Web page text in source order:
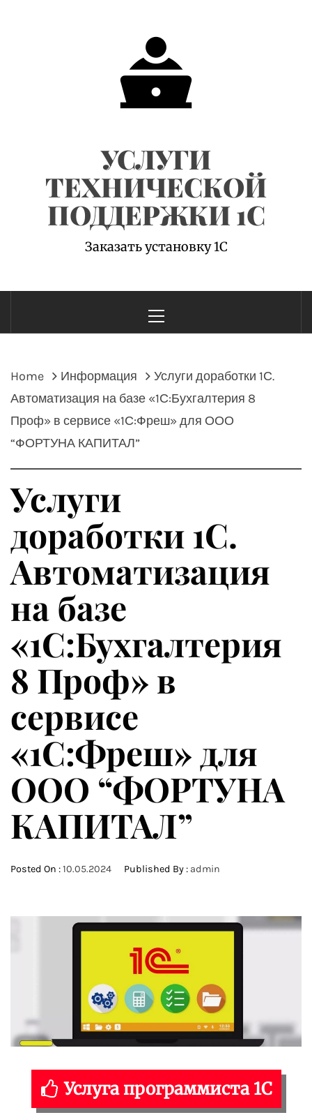
УСЛУГИ
ТЕХНИЧЕСКОЙ
ПОДДЕРЖКИ 1С
Заказать установку 1С
Menu
Home Информация
Услуги доработки 1С.
Автоматизация на базе «1С:Бухгалтерия 8
Проф» в сервисе «1С:Фреш» для ООО
“ФОРТУНА КАПИТАЛ”
Услуги
доработки 1С.
Автоматизация
на базе
«1С:Бухгалтерия
8 Проф» в
сервисе
«1С:Фреш» для
ООО “ФОРТУНА
КАПИТАЛ”
Posted On :10.05.2024 Published By : admin
Услуга программиста 1С